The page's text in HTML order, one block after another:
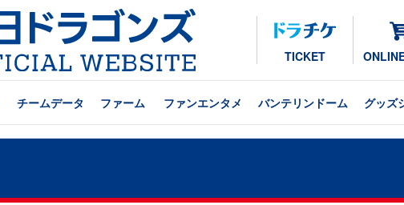
TICKET
チームデータ ファーム ファンエンタメ バンテリンドーム グッズ